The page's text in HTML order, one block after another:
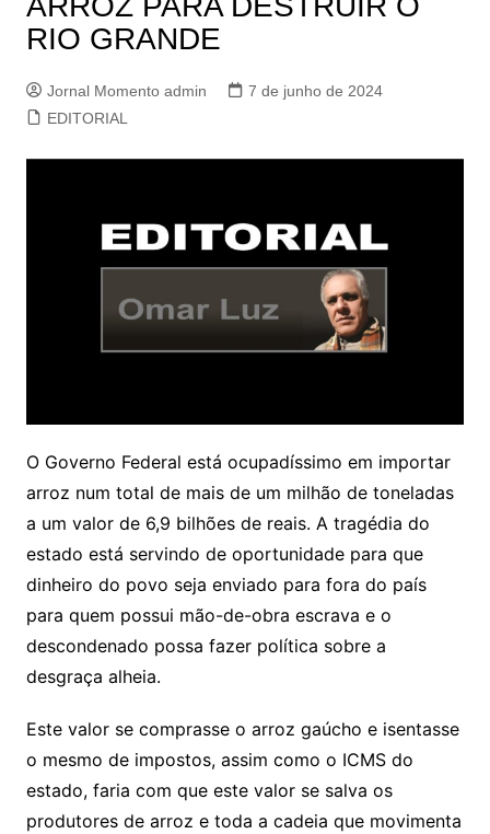
RIO GRANDE
Jornal Momento admin
7 de junho de 2024
EDITORIAL
O Governo Federal está ocupadíssimo em importar
arroz num total de mais de um milhão de toneladas
a um valor de 6,9 bilhões de reais. A tragédia do
estado está servindo de oportunidade para que
dinheiro do povo seja enviado para fora do país
para quem possui mão-de-obra escrava e o
descondenado possa fazer política sobre a
desgraça alheia.
Este valor se comprasse o arroz gaúcho e isentasse
o mesmo de impostos, assim como o ICMS do
estado, faria com que este valor se salva os
produtores de arroz e toda a cadeia que movimenta